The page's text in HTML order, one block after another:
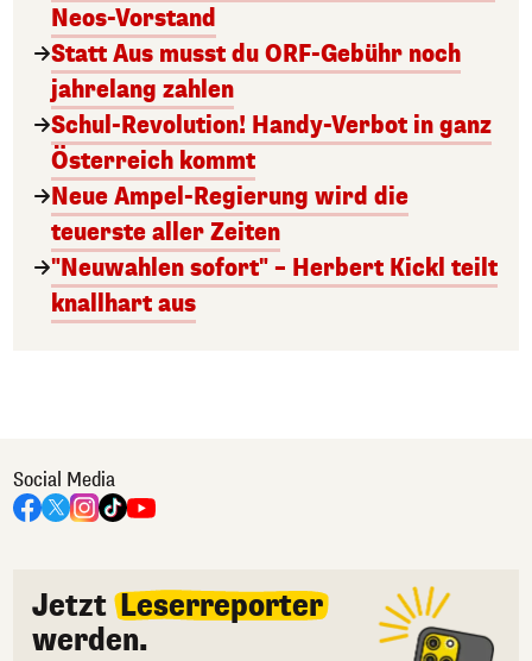
Neos-Vorstand
Statt Aus musst du ORF-Gebühr noch
jahrelang zahlen
Schul-Revolution! Handy-Verbot in ganz
Österreich kommt
Neue Ampel-Regierung wird die
teuerste aller Zeiten
"Neuwahlen sofort" – Herbert Kickl teilt
knallhart aus
Social Media
Jetzt Leserreporter
werden.